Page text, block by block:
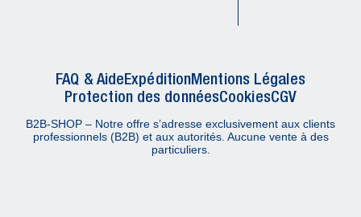
FAQ & AideExpéditionMentions Légales
Protection des donnéesCookiesCGV
B2B-SHOP – Notre offre s’adresse exclusivement aux clients
professionnels (B2B) et aux autorités. Aucune vente à des
particuliers.